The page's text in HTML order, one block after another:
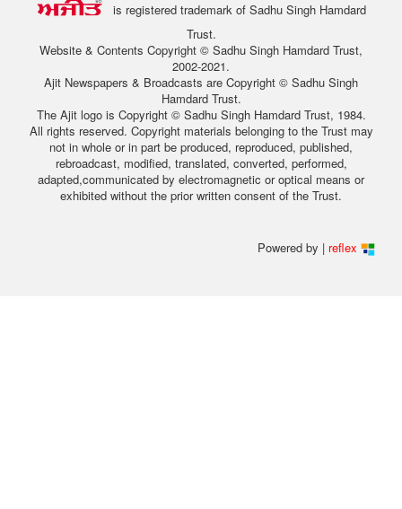
is registered trademark of Sadhu Singh Hamdard
Trust.
Website & Contents Copyright © Sadhu Singh Hamdard Trust,
2002-2021.
Ajit Newspapers & Broadcasts are Copyright © Sadhu Singh
Hamdard Trust.
The Ajit logo is Copyright © Sadhu Singh Hamdard Trust, 1984.
All rights reserved. Copyright materials belonging to the Trust may
not in whole or in part be produced, reproduced, published,
rebroadcast, modified, translated, converted, performed,
adapted,communicated by electromagnetic or optical means or
exhibited without the prior written consent of the Trust.
Powered by | reflex